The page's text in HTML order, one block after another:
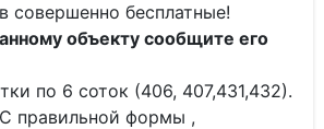
совершенно бесплатные!
объекту сообщите его
пo 6 соток (406, 407,431,432).
правильной формы ,